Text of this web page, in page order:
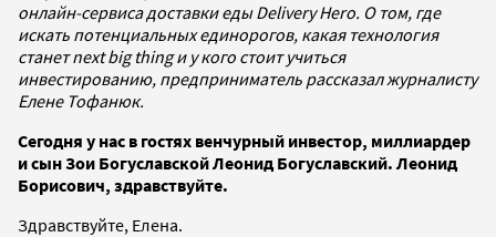
онлайн-сервиса доставки еды Delivery Hero. О том, где
искать потенциальных единорогов, какая технология
станет next big thing и у кого стоит учиться
инвестированию, предприниматель рассказал журналисту
Елене Тофанюк.
Сегодня у нас в гостях венчурный инвестор, миллиардер
и сын Зои Богуславской Леонид Богуславский. Леонид
Борисович, здравствуйте.
Здравствуйте, Елена.